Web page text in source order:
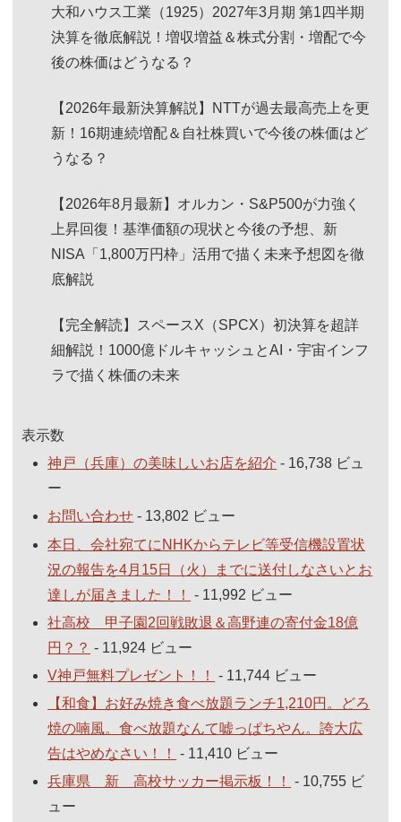
大和ハウス工業（1925）2027年3月期 第1四半期
決算を徹底解説！増収増益＆株式分割・増配で今
後の株価はどうなる？
【2026年最新決算解説】NTTが過去最高売上を更
新！16期連続増配＆自社株買いで今後の株価はど
うなる？
【2026年8月最新】オルカン・S&P500が力強く
上昇回復！基準価額の現状と今後の予想、新
NISA「1,800万円枠」活用で描く未来予想図を徹
底解説
【完全解読】スペースX（SPCX）初決算を超詳
細解説！1000億ドルキャッシュとAI・宇宙インフ
ラで描く株価の未来
表示数
神戸（兵庫）の美味しいお店を紹介 - 16,738 ビュ
ー
お問い合わせ - 13,802 ビュー
本日、会社宛てにNHKからテレビ等受信機設置状
況の報告を4月15日（火）までに送付しなさいとお
達しが届きました！！
- 11,992 ビュー
社高校 甲子園2回戦敗退＆高野連の寄付金18億
円？？ - 11,924 ビュー
V神戸無料プレゼント！！
- 11,744 ビュー
【和食】お好み焼き食べ放題ランチ1,210円。どろ
焼の喃風。食べ放題なんて嘘っぱちやん。誇大広
告はやめなさい！！
- 11,410 ビュー
兵庫県 新 高校サッカー掲示板！！
- 10,755 ビ
ュー